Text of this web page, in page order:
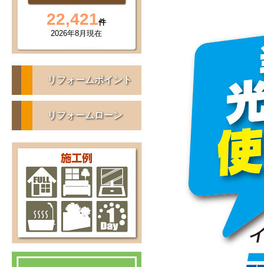
22,421件
2026年8月現在
リフォームポイント
リフォームローン